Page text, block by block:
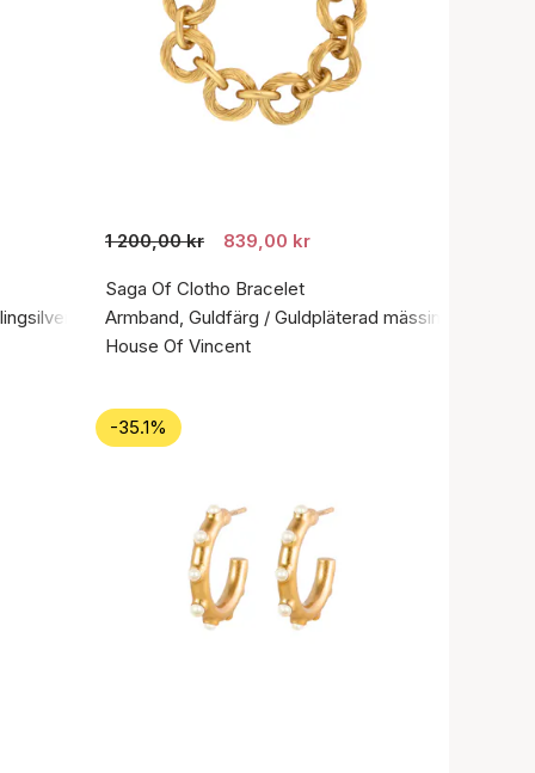
925
1 200,00 kr 839,00 kr
Saga Of Clotho Bracelet
Armband, Guldfärg / Guldpläterad mässing
House Of Vincent
-35.1%